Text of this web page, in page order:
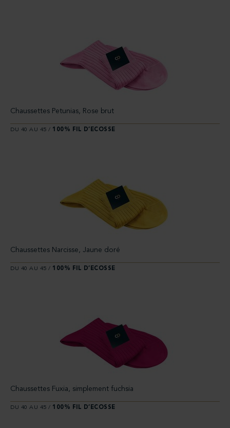
Chaussettes Petunias, Rose brut
DU 40 AU 45 / 100% FIL D’ECOSSE
Chaussettes Narcisse, Jaune doré
DU 40 AU 45 / 100% FIL D’ECOSSE
Chaussettes Fuxia, simplement fuchsia
DU 40 AU 45 / 100% FIL D’ECOSSE